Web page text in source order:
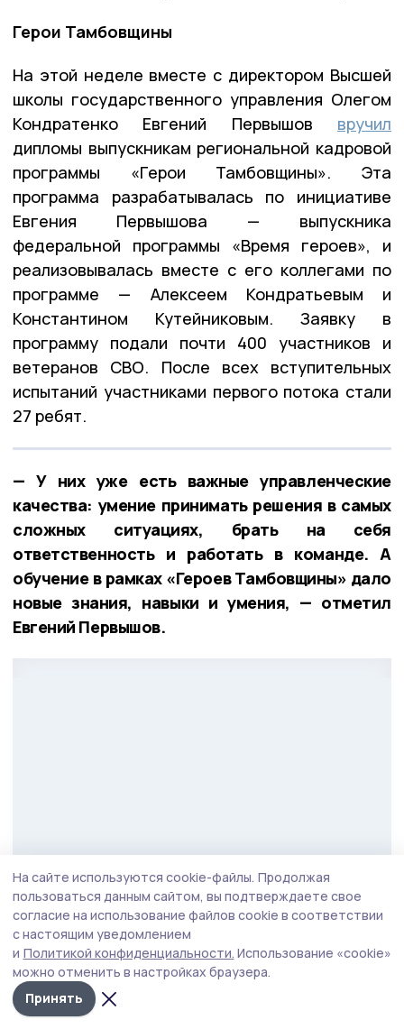
Герои Тамбовщины
На этой неделе вместе с директором Высшей
школы государственного управления Олегом
Кондратенко Евгений Первышов вручил
дипломы выпускникам региональной кадровой
программы «Герои Тамбовщины». Эта
программа разрабатывалась по инициативе
Евгения Первышова — выпускника
федеральной программы «Время героев», и
реализовывалась вместе с его коллегами по
программе — Алексеем Кондратьевым и
Константином Кутейниковым. Заявку в
программу подали почти 400 участников и
ветеранов СВО. После всех вступительных
испытаний участниками первого потока стали
27 ребят.
— У них уже есть важные управленческие
качества: умение принимать решения в самых
сложных ситуациях, брать на себя
ответственность и работать в команде. А
обучение в рамках «Героев Тамбовщины» дало
новые знания, навыки и умения, — отметил
Евгений Первышов.
Фото: Вадим Панов
По его словам выпускники программы готовы
продолжить служить Родине в новом качестве.
Уже сейчас 9 выпускников трудоустроены, 2
На сайте используются cookie-файлы. Продолжая
пользоваться данным сайтом, вы подтверждаете свое
согласие на использование файлов cookie в соответствии
с настоящим уведомлением
и Политикой конфиденциальности. Использование «cookie»
можно отменить в настройках браузера.
Принять